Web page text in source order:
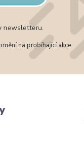
newsletteru.
na probíhající akce.